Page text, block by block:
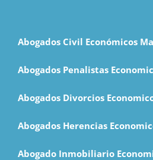
Abogados Civil Económicos
Abogados Penalistas
Abogados Divorcios
Abogados Herencias
Abogado Inmobiliario